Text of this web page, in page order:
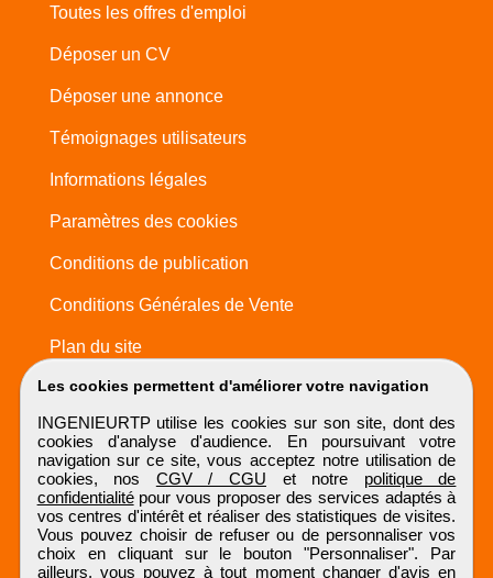
Les cookies permettent d'améliorer votre navigation
INGENIEURTP utilise les cookies sur son site, dont des
cookies d'analyse d'audience. En poursuivant votre
navigation sur ce site, vous acceptez notre utilisation de
cookies, nos CGV / CGU et notre politique de
confidentialitépour vous proposer des services adaptés à
vos centres d'intérêt et réaliser des statistiques de visites.
Vous pouvez choisir de refuser ou de personnaliser vos
choix en cliquant sur le bouton "Personnaliser". Par
ailleurs, vous pouvez à tout moment changer d'avis en
Toutes les offres d'emploi
Déposer un CV
Déposer une annonce
Témoignages utilisateurs
Informations légales
Paramètres des cookies
Conditions de publication
Conditions Générales de Vente
Plan du site